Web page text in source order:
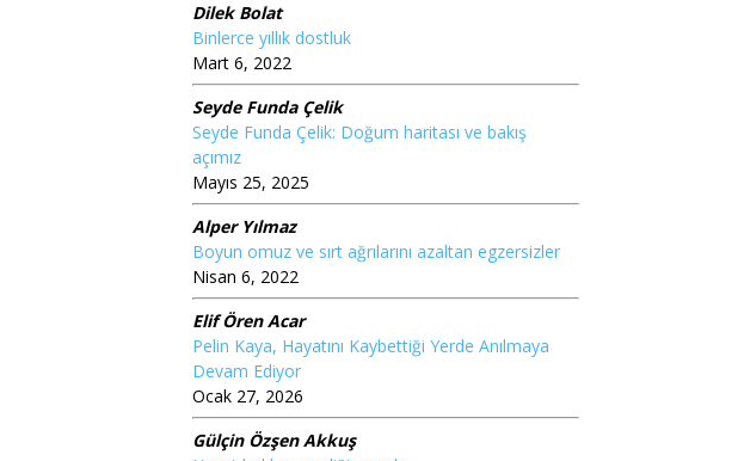
Dilek Bolat
Binlerce yıllık dostluk
Mart 6, 2022
Seyde Funda Çelik
Seyde Funda Çelik: Doğum haritası ve bakış
açımız
Mayıs 25, 2025
Alper Yılmaz
Boyun omuz ve sırt ağrılarını azaltan egzersizler
Nisan 6, 2022
Elif Ören Acar
Pelin Kaya, Hayatını Kaybettiği Yerde Anılmaya
Devam Ediyor
Ocak 27, 2026
Gülçin Özşen Akkuş